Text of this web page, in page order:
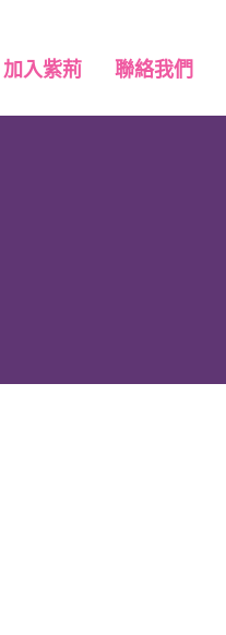
加入紫荊 聯絡我們